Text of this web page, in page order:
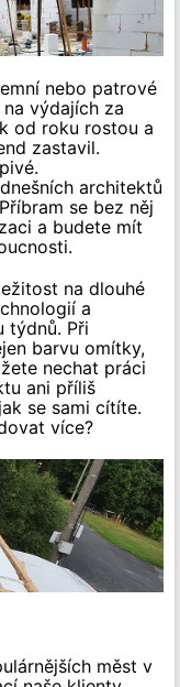
nebo patrové
výdajích za
od roku rostou a
zastavil.
architektů
se bez něj
a budete mít
na dlouhé
a
týdnů. Při
barvu omítky,
nechat práci
ani příliš
se sami cítíte.
více?
měst v